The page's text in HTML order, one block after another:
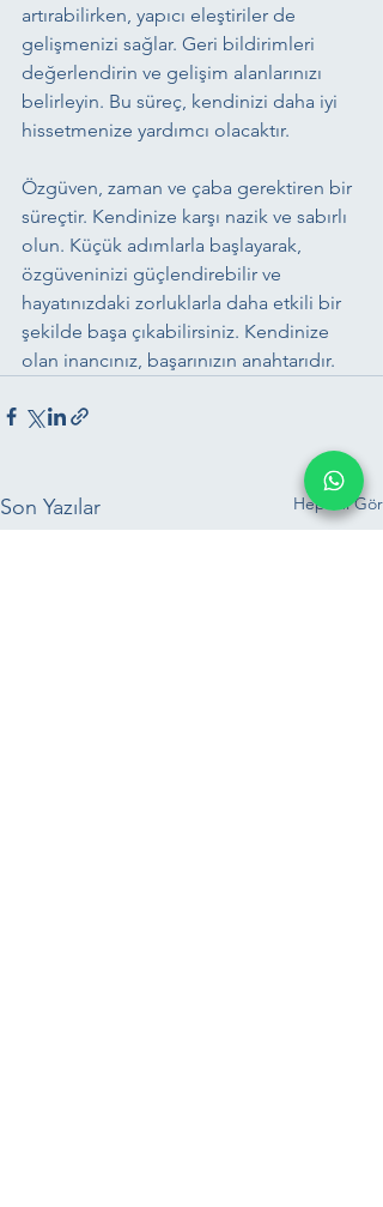
artırabilirken, yapıcı eleştiriler de
gelişmenizi sağlar. Geri bildirimleri
değerlendirin ve gelişim alanlarınızı
belirleyin. Bu süreç, kendinizi daha iyi
hissetmenize yardımcı olacaktır.
Özgüven, zaman ve çaba gerektiren bir
süreçtir. Kendinize karşı nazik ve sabırlı
olun. Küçük adımlarla başlayarak,
özgüveninizi güçlendirebilir ve
hayatınızdaki zorluklarla daha etkili bir
şekilde başa çıkabilirsiniz. Kendinize
olan inancınız, başarınızın anahtarıdır.
Son Yazılar Hepsini Gör